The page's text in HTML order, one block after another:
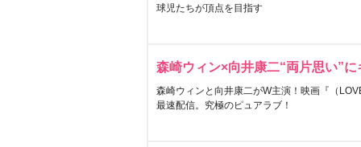
球児たちが頂点を目指す
森崎ウィン×向井康二“両片思い”
森崎ウィンと向井康二がW主演！映画『（
最速配信。究極のピュアラブ！